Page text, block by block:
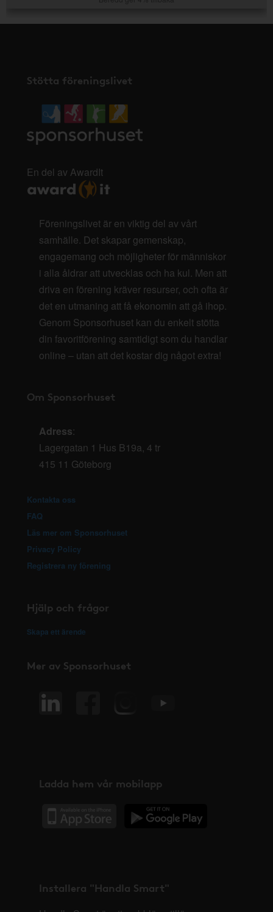
Stötta föreningslivet
En del av AwardIt
Föreningslivet är en viktig del av vårt
samhälle. Det skapar gemenskap,
engagemang och möjligheter för människor
i alla åldrar att utvecklas och ha kul. Men att
driva en förening kräver resurser, och ofta är
det en utmaning att få ekonomin att gå ihop.
Genom Sponsorhuset kan du enkelt stötta
din favoritförening samtidigt som du handlar
online – utan att det kostar dig något extra!
Om Sponsorhuset
Adress:
Lagergatan 1 Hus B19a, 4 tr
415 11 Göteborg
Kontakta oss
FAQ
Läs mer om Sponsorhuset
Privacy Policy
Registrera ny förening
Hjälp och frågor
Skapa ett ärende
Mer av Sponsorhuset
Ladda hem vår mobilapp
Installera "Handla Smart"